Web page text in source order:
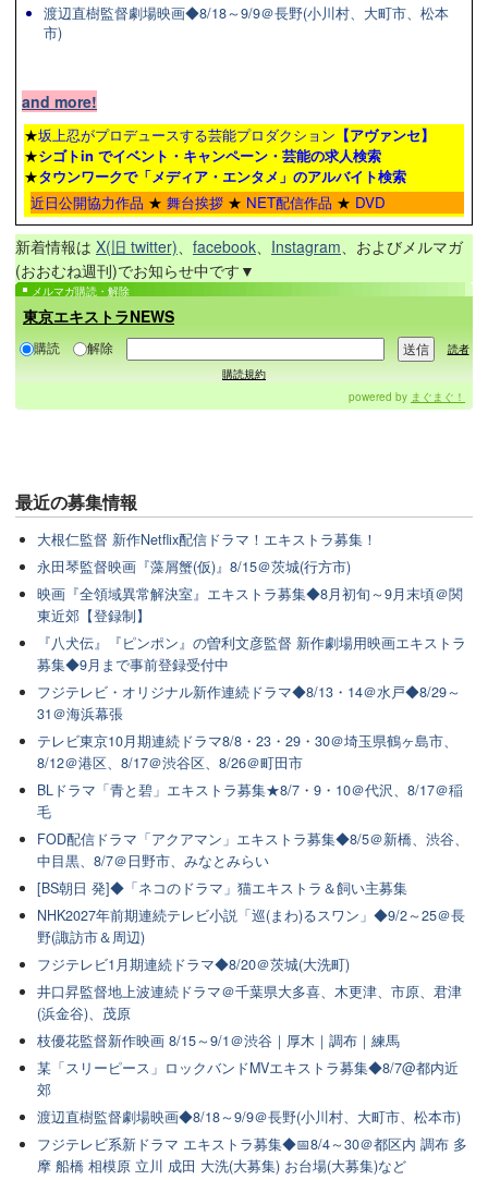
渡辺直樹監督劇場映画◆8/18～9/9＠長野(小川村、大町市、松本
市)
and more!
★坂上忍がプロデュースする芸能プロダクション 【アヴァンセ】
★シゴトin でイベント・キャンペーン・芸能の求人検索
★タウンワークで「メディア・エンタメ」のアルバイト検索
近日公開協力作品 ★ 舞台挨拶 ★ NET配信作品 ★ DVD
新着情報は X(旧 twitter) facebook Instagram 、およびメルマガ
(おおむね週刊)でお知らせ中です▼
メルマガ購読・解除
東京エキストラNEWS
購読 解除
読者
購読規約
powered by まぐまぐ！
最近の募集情報
大根仁監督 新作Netflix配信ドラマ！エキストラ募集！
永田琴監督映画『藻屑蟹(仮)』8/15＠茨城(行方市)
映画『全領域異常解決室』エキストラ募集◆8月初旬～9月末頃＠関
東近郊【登録制】
『八犬伝』『ピンポン』の曽利文彦監督 新作劇場用映画エキストラ
募集◆9月まで事前登録受付中
フジテレビ・オリジナル新作連続ドラマ◆8/13・14＠水戸◆8/29～
31＠海浜幕張
テレビ東京10月期連続ドラマ8/8・23・29・30＠埼玉県鶴ヶ島市、
8/12＠港区、8/17＠渋谷区、8/26＠町田市
BLドラマ「青と碧」エキストラ募集★8/7・9・10＠代沢、8/17＠稲
毛
FOD配信ドラマ「アクアマン」エキストラ募集◆8/5＠新橋、渋谷、
中目黒、8/7＠日野市、みなとみらい
[BS朝日 発]◆「ネコのドラマ」猫エキストラ＆飼い主募集
NHK2027年前期連続テレビ小説「巡(まわ)るスワン」◆9/2～25＠長
野(諏訪市＆周辺)
フジテレビ1月期連続ドラマ◆8/20＠茨城(大洗町)
井口昇監督地上波連続ドラマ＠千葉県大多喜、木更津、市原、君津
(浜金谷)、茂原
枝優花監督新作映画 8/15～9/1＠渋谷｜厚木｜調布｜練馬
某「スリーピース」ロックバンドMVエキストラ募集◆8/7@都内近
郊
渡辺直樹監督劇場映画◆8/18～9/9＠長野(小川村、大町市、松本市)
フジテレビ系新ドラマ エキストラ募集◆📅8/4～30＠都区内 調布 多
摩 船橋 相模原 立川 成田 大洗(大募集) お台場(大募集)など